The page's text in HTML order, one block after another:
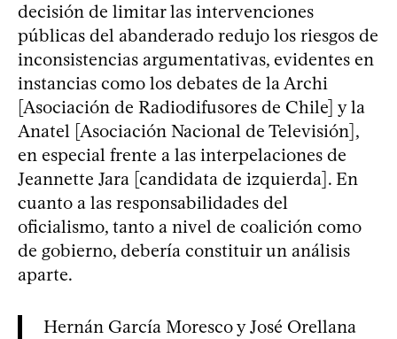
decisión de limitar las intervenciones
públicas del abanderado redujo los riesgos de
inconsistencias argumentativas, evidentes en
instancias como los debates de la Archi
[Asociación de Radiodifusores de Chile] y la
Anatel [Asociación Nacional de Televisión],
en especial frente a las interpelaciones de
Jeannette Jara [candidata de izquierda]. En
cuanto a las responsabilidades del
oficialismo, tanto a nivel de coalición como
de gobierno, debería constituir un análisis
aparte.
Hernán García Moresco y José Orellana